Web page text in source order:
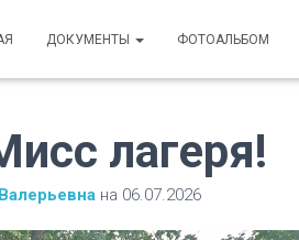
ДОКУМЕНТЫ ФОТОАЛЬБОМ
лагеря!
на 06.07.2026